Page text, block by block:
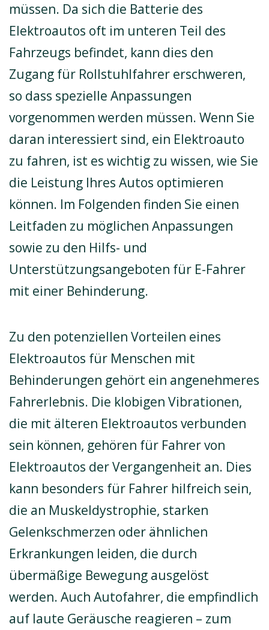
müssen. Da sich die Batterie des
Elektroautos oft im unteren Teil des
Fahrzeugs befindet, kann dies den
Zugang für Rollstuhlfahrer erschweren,
so dass spezielle Anpassungen
vorgenommen werden müssen. Wenn Sie
daran interessiert sind, ein Elektroauto
zu fahren, ist es wichtig zu wissen, wie Sie
die Leistung Ihres Autos optimieren
können. Im Folgenden finden Sie einen
Leitfaden zu möglichen Anpassungen
sowie zu den Hilfs- und
Unterstützungsangeboten für E-Fahrer
mit einer Behinderung.
Zu den potenziellen Vorteilen eines
Elektroautos für Menschen mit
Behinderungen gehört ein angenehmeres
Fahrerlebnis. Die klobigen Vibrationen,
die mit älteren Elektroautos verbunden
sein können, gehören für Fahrer von
Elektroautos der Vergangenheit an. Dies
kann besonders für Fahrer hilfreich sein,
die an Muskeldystrophie, starken
Gelenkschmerzen oder ähnlichen
Erkrankungen leiden, die durch
übermäßige Bewegung ausgelöst
werden. Auch Autofahrer, die empfindlich
auf laute Geräusche reagieren – zum